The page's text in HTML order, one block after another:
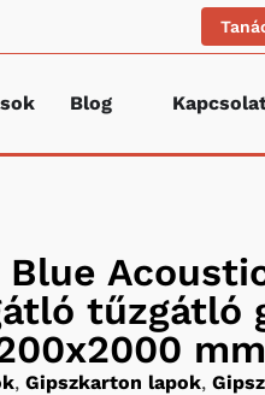
Blog
Blue
tűzgátló
mm
, Gipszkarton lapok,